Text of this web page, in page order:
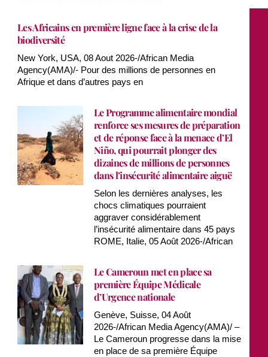
Les Africains en première ligne face à la crise de la
biodiversité
New York, USA, 08 Aout 2026-/African Media
Agency(AMA)/- Pour des millions de personnes en
Afrique et dans d’autres pays en
Le Programme alimentaire mondial
renforce ses mesures de préparation
et de réponse face à la menace d’El
Niño, qui pourrait plonger des
dizaines de millions de personnes
dans l’insécurité alimentaire aiguë
Selon les dernières analyses, les
chocs climatiques pourraient
aggraver considérablement
l’insécurité alimentaire dans 45 pays
ROME, Italie, 05 Août 2026-/African
Le Cameroun met en place sa
première Équipe Médicale
d’Urgence nationale
Genève, Suisse, 04 Août
2026-/African Media Agency(AMA)/ –
Le Cameroun progresse dans la mise
en place de sa première Équipe